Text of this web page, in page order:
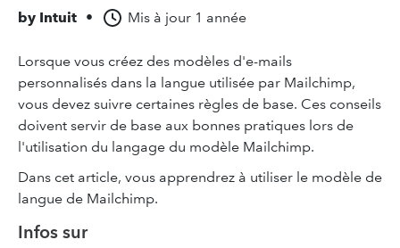
by Intuit • Mis à jour 1 année
Lorsque vous créez des modèles d'e-mails
personnalisés dans la langue utilisée par Mailchimp,
vous devez suivre certaines règles de base. Ces conseils
doivent servir de base aux bonnes pratiques lors de
l'utilisation du langage du modèle Mailchimp.
Dans cet article, vous apprendrez à utiliser le modèle de
langue de Mailchimp.
Infos sur